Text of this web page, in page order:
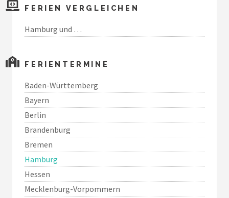
FERIEN VERGLEICHEN
Hamburg und …
FERIENTERMINE
Baden-Württemberg
Bayern
Berlin
Brandenburg
Bremen
Hamburg
Hessen
Mecklenburg-Vorpommern